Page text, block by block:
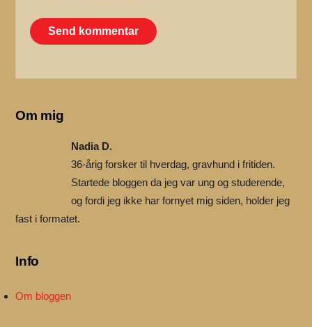
Om mig
Nadia D.
36-årig forsker til hverdag, gravhund i fritiden.
Startede bloggen da jeg var ung og studerende,
og fordi jeg ikke har fornyet mig siden, holder jeg
fast i formatet.
Info
Om bloggen